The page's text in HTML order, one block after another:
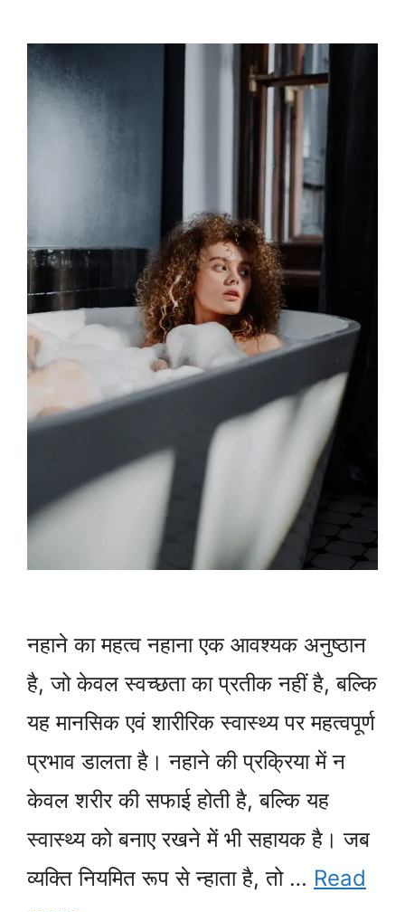
नहाने का महत्व नहाना एक आवश्यक अनुष्ठान
है, जो केवल स्वच्छता का प्रतीक नहीं है, बल्कि
यह मानसिक एवं शारीरिक स्वास्थ्य पर महत्वपूर्ण
प्रभाव डालता है। नहाने की प्रक्रिया में न
केवल शरीर की सफाई होती है, बल्कि यह
स्वास्थ्य को बनाए रखने में भी सहायक है। जब
व्यक्ति नियमित रूप से न्हाता है, तो … Read